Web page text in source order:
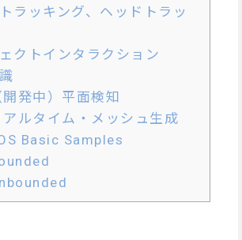
ラッキング、ヘッドトラッ
クトインタラクション
開発中）平面検知
アルタイム・メッシュ生成
Basic Samples